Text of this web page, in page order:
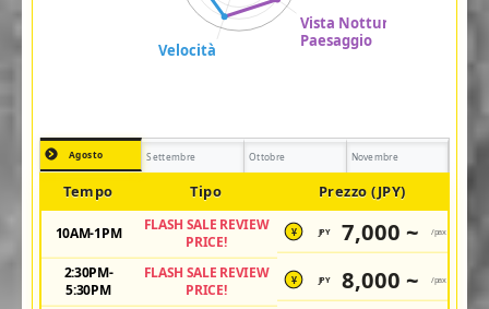
Agosto Settembre Ottobre Novembre
Tempo Tipo Prezzo (JPY)
10AM-1PM
FLASH SALE REVIEW
PRICE!
¥ JPY 7,000 ~ /pax
2:30PM-
5:30PM
FLASH SALE REVIEW
PRICE!
¥ JPY 8,000 ~ /pax